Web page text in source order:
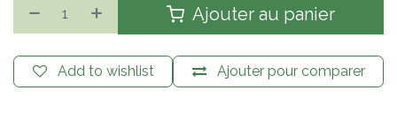
Ajouter au panier
Ajouter pour comparer
Add to wishlist